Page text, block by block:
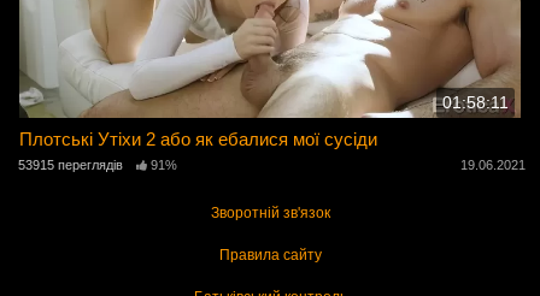
01:58:11
Плотські Утіхи 2 або як ебалися мої сусіди
53915 переглядів 91% 19.06.2021
Зворотній зв'язок
Правила сайту